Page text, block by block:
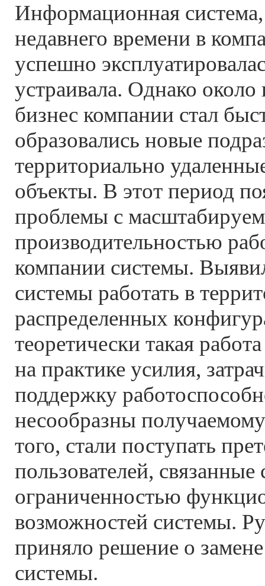
Информационная
недавнего времени в
успешно
устраивала. Однако около
бизнес компании стал
образовались новые
территориально
объекты. В этот период
проблемы с
производительностью
компании системы.
системы работать в
распределенных
теоретически такая
на практике усилия,
поддержку
несообразны
того, стали поступать
пользователей, связанные
ограниченностью
возможностей системы.
приняло решение о
системы.